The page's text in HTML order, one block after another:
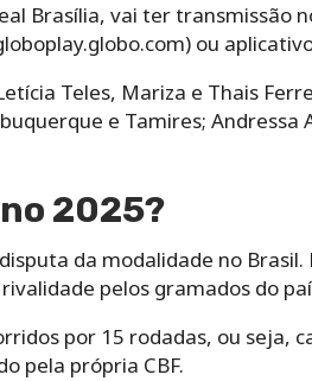
Brasília, vai ter transmissão
ou
Teles, Mariza e Thais
e Tamires; Andressa
2025?
da modalidade no Brasil.
pelos gramados do
por 15 rodadas, ou seja,
pela própria CBF.